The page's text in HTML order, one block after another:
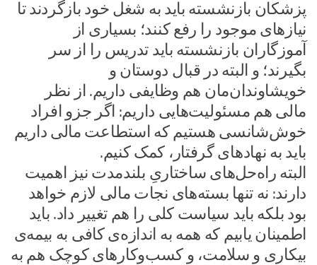
پزشکان بازنشسته باید به شغل خود بازگردند تا
نیازهای موجود را رفع کنند؛ بسیاری از
آموزگاران بازنشسته باید تدریس را از سر
بگیرند؛ و البته در قبال دوستان و
خویشاوندان‌مان هم وظایفی داریم. از نظر
مالی هم مسئولیت‌هایی داریم: اگر جزو افراد
خوش‌شانسی هستیم که استطاعت مالی داریم
باید به نهادهای گرفتار، کمک کنیم.
البته راه‌حل‌های ساختاریِ بلندمدت نیز اهمیت
دارند: نه تنها بسته‌های نجات مالی لازم خواهد
بود بلکه باید سیاست کلی را هم تغییر داد. باید
اطمینان یابیم که همه به اندازه‌ی کافی به بیمه‌ی
بیکاری و سلامت، و کسب‌وکارهای کوچک هم به